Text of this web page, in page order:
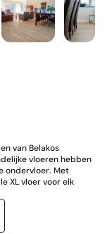
van Belakos
vloeren hebben
ondervloer. Met
XL vloer voor elk